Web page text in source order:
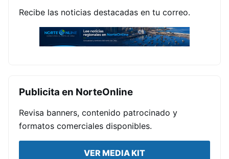
Recibe las noticias destacadas en tu correo.
Publicita en NorteOnline
Revisa banners, contenido patrocinado y
formatos comerciales disponibles.
VER MEDIA KIT